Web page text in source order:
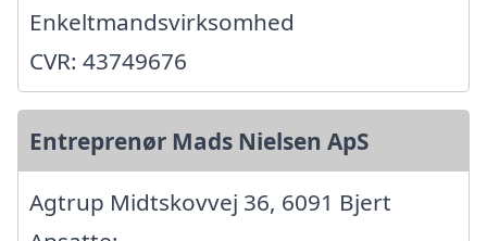
Enkeltmandsvirksomhed
CVR: 43749676
Entreprenør Mads Nielsen ApS
Agtrup Midtskovvej 36, 6091 Bjert